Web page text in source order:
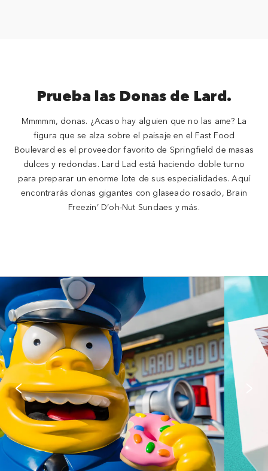
Prueba las Donas de Lard.
Mmmmm, donas. ¿Acaso hay alguien que no las ame? La
figura que se alza sobre el paisaje en el Fast Food
Boulevard es el proveedor favorito de Springfield de masas
dulces y redondas. Lard Lad está haciendo doble turno
para preparar un enorme lote de sus especialidades. Aquí
encontrarás donas gigantes con glaseado rosado, Brain
Freezin’ D’oh-Nut Sundaes y más.